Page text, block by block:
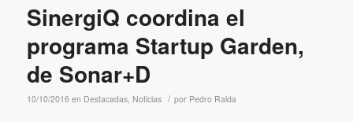
SinergiQ coordina el
programa Startup Garden,
de Sonar+D
10/10/2016 en Destacadas, Noticias / por Pedro Ralda